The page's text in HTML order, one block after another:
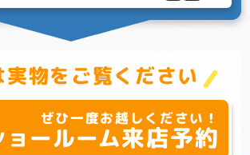
実物をご覧ください
ぜひ一度お越しください！
ョールーム来店予約